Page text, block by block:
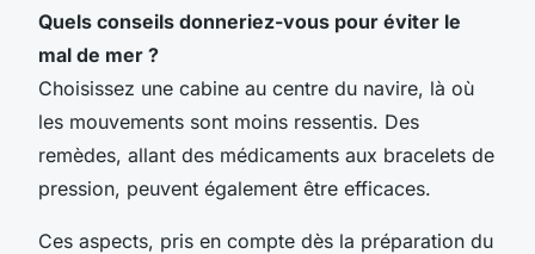
Quels conseils donneriez-vous pour éviter le
mal de mer ?
Choisissez une cabine au centre du navire, là où
les mouvements sont moins ressentis. Des
remèdes, allant des médicaments aux bracelets de
pression, peuvent également être efficaces.
Ces aspects, pris en compte dès la préparation du